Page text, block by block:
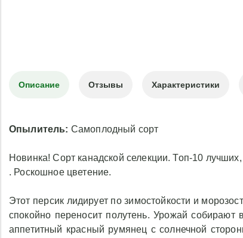
Описание Отзывы Характеристики
Опылитель: Самоплодный сорт
Новинка! Сорт канадской селекции. Топ-10
. Роскошное цветение.
Этот персик лидирует по зимостойкости и
спокойно переносит полутень. Урожай
аппетитный красный румянец с солнечной